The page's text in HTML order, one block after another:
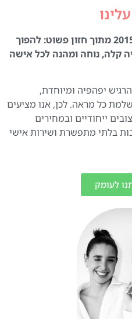
חברת Earrings נוסדה בשנת 2015 מתוך חזון פשוט: להפוך
קלה, נוחה ומהנה לכל אישה
יפהפיה ומיוחדת,
כל מראה. לכן, אנו מציעים
ייחודיים ובמחירים
בלתי מתפשרת ושירות אישי
לעומק